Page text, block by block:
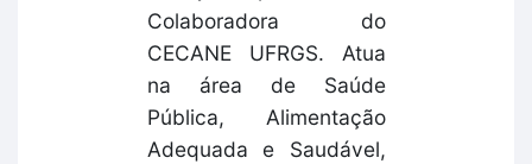
Colaboradora do
CECANE UFRGS. Atua
na área de Saúde
Pública, Alimentação
Adequada e Saudável,